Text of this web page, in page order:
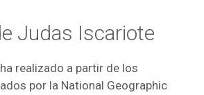
Judas Iscariote
realizado a partir de los
por la National Geographic